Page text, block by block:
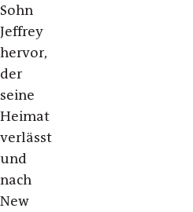
Sohn
Jeffrey
hervor,
der
seine
Heimat
verlässt
und
nach
New